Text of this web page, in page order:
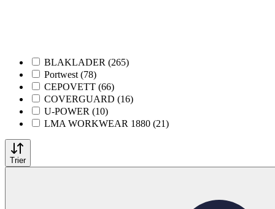
BLAKLADER (265)
Portwest (78)
CEPOVETT (66)
COVERGUARD (16)
U-POWER (10)
LMA WORKWEAR 1880 (21)
Trier